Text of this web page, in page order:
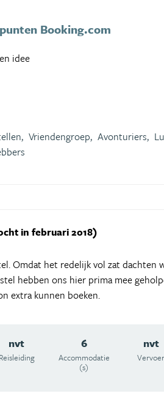
Booking.com
idee
Vriendengroep, Avonturiers,
in februari 2018)
Omdat het redelijk vol zat dachten
hebben ons hier prima mee
extra kunnen boeken.
nvt
Reisleiding
6
Accommodatie
(s)
nvt
Vervoer